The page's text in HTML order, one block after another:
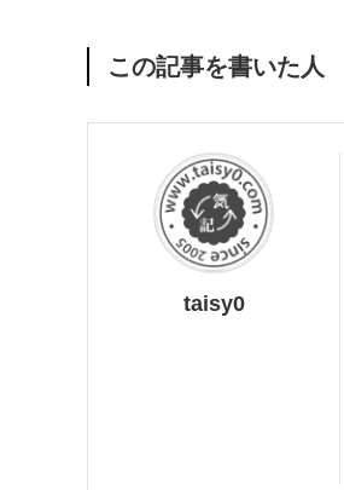
この記事を書いた人
taisy0